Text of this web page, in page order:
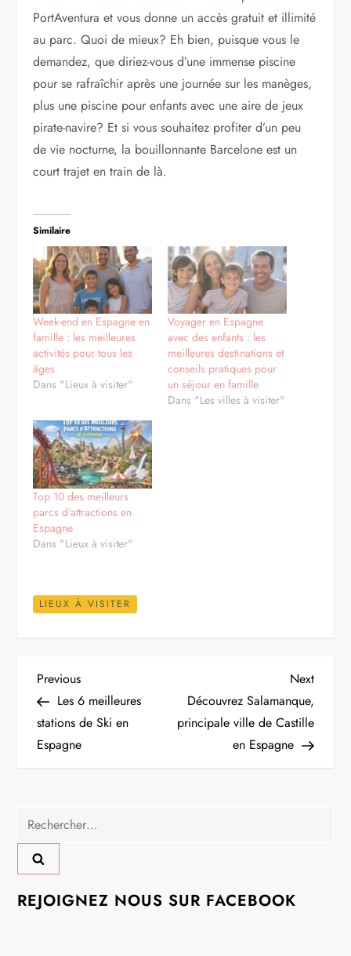
PortAventura et vous donne un accès gratuit et illimité
au parc. Quoi de mieux? Eh bien, puisque vous le
demandez, que diriez-vous d’une immense piscine
pour se rafraîchir après une journée sur les manèges,
plus une piscine pour enfants avec une aire de jeux
pirate-navire? Et si vous souhaitez profiter d’un peu
de vie nocturne, la bouillonnante Barcelone est un
court trajet en train de là.
Similaire
Week-end en Espagne en
famille : les meilleures
activités pour tous les
âges
Dans "Lieux à visiter"
Voyager en Espagne
avec des enfants : les
meilleures destinations et
conseils pratiques pour
un séjour en famille
Dans "Les villes à visiter"
Top 10 des meilleurs
parcs d’attractions en
Espagne
Dans "Lieux à visiter"
LIEUX À VISITER
N
a
v
g
a
t
Previous
Post
Previous
Les 6 meilleures
stations de Ski en
Espagne
Next
Post
Next
Découvrez Salamanque,
principale ville de Castille
en Espagne
Rechercher :
REJOIGNEZ NOUS SUR FACEBOOK